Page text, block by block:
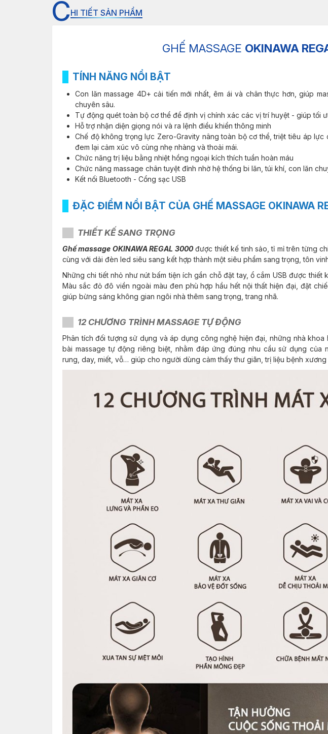
CHI TIẾT SẢN PHẨM
GHẾ MASSAGE OKINAWA
TÍNH NĂNG NỔI BẬT
Con lăn massage 4D+ cải tiến mới nhất, êm ái và chân thực hơn, giúp
chuyên sâu.
Tự động quét toàn bộ cơ thể để định vị chính xác các vị trí huyệt - giúp tối
Hỗ trợ nhận diện giọng nói và ra lệnh điều khiển thông minh
Chế độ không trọng lực Zero-Gravity nâng toàn bộ cơ thể, triệt tiêu áp lực
đem lại cảm xúc vô cùng nhẹ nhàng và thoải mái.
Chức năng trị liệu bằng nhiệt hồng ngoại kích thích tuần hoàn máu
Chức năng massage chân tuyệt đỉnh nhờ hệ thống bi lăn, túi khí, con lăn
Kết nối Bluetooth - Cổng sạc USB
ĐẶC ĐIỂM NỔI BẬT CỦA GHẾ MASSAGE OKINAWA
THIẾT KẾ SANG TRỌNG
Ghế massage OKINAWA REGAL 3000được thiết kế tinh sảo, tỉ mỉ trên từng
cùng với dải đèn led siêu sang kết hợp thành một siêu phẩm sang trọng, tôn
Những chi tiết nhỏ như nút bấm tiện ích gần chỗ đặt tay, ổ cắm USB được
Màu sắc đỏ đô viền ngoài màu đen phù hợp hầu hết nội thất hiện đại, đặt
giúp bừng sáng không gian ngôi nhà thêm sang trọng, trang nhã.
12 CHƯƠNG TRÌNH MASSAGE TỰ ĐỘNG
Phân tích đối tượng sử dụng và áp dụng công nghệ hiện đại, những nhà
bài massage tự động riêng biệt, nhằm đáp ứng đúng nhu cầu sử dụng của
rung, day, miết, vỗ… giúp cho người dùng cảm thấy thư giãn, trị liệu bệnh